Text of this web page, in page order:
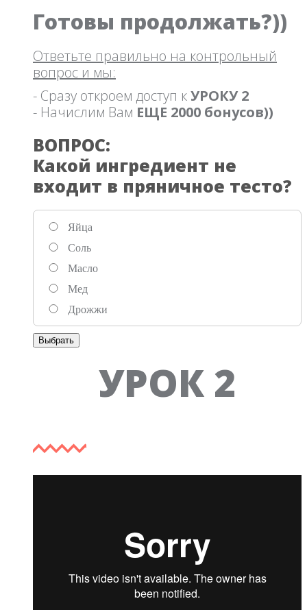
Готовы продолжать?))
Ответьте правильно на контрольный
вопрос и мы:
- Сразу откроем доступ кУРОКУ 2
- Начислим Вам ЕЩЕ 2000 бонусов))
ВОПРОС:
Какой ингредиент не
входит в пряничное тесто?
Яйца
Соль
Масло
Мед
Дрожжи
Выбрать
УРОК 2